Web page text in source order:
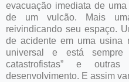
evacuação imediata de
de um vulcão. Mais
reivindicando seu espaço.
de acidente em uma usina
universal e está sempre
catastrofistas” e
desenvolvimento. E assim